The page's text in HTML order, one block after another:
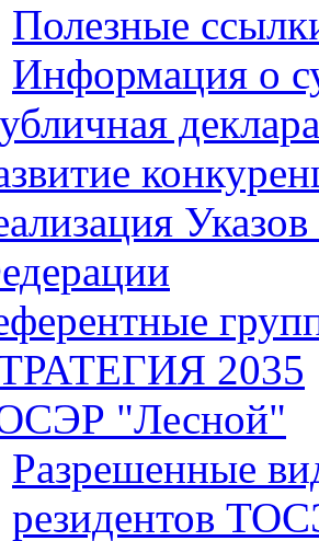
Полезные
Информация о
2035
"Лесной"
Разрешенные
резидентов